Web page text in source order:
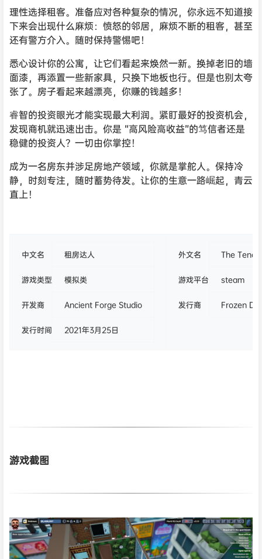
理性选择租客。准备应对各种复杂的情况，你永远不知道接
下来会出现什么麻烦：愤怒的邻居，麻烦不断的租客，甚至
还有警方介入。随时保持警惕吧！
悉心设计你的公寓，让它们看起来焕然一新。换掉老旧的墙
面漆，再添置一些新家具，只换下地板也行。但是也别太夸
张了。房子看起来越漂亮，你赚的钱越多！
睿智的投资眼光才能实现最大利润。紧盯最好的投资机会，
发现商机就迅速出击。你是 “高风险高收益”的笃信者还是
稳健的投资人？一切由你掌控！
成为一名房东并涉足房地产领域，你就是掌舵人。保持冷
静，时刻专注，随时蓄势待发。让你的生意一路崛起，青云
直上！
中文名 租房达人
游戏类型 模拟类
开发商 Ancient Forge Studio
发行时间 2021年3月25日
外文名 The
游戏平台 steam
发行商 Frozen
游戏截图